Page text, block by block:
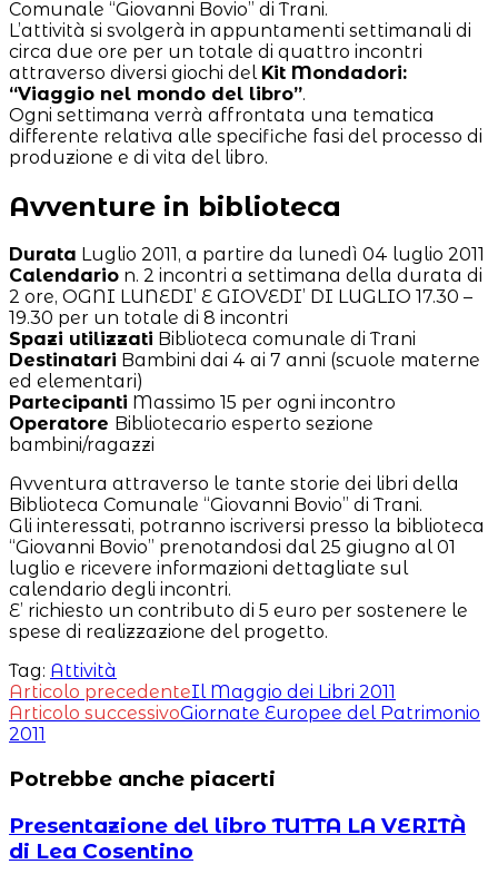
Comunale “Giovanni Bovio” di Trani.
L’attività si svolgerà in appuntamenti settimanali di
circa due ore per un totale di quattro incontri
attraverso diversi giochi del Kit Mondadori:
“Viaggio nel mondo del libro”.
Ogni settimana verrà affrontata una tematica
differente relativa alle specifiche fasi del processo di
produzione e di vita del libro.
Avventure in biblioteca
Durata Luglio 2011, a partire da lunedì 04 luglio 2011
Calendario n. 2 incontri a settimana della durata di
2 ore, OGNI LUNEDI’ E GIOVEDI’ DI LUGLIO 17.30 –
19.30 per un totale di 8 incontri
Spazi utilizzati Biblioteca comunale di Trani
Destinatari Bambini dai 4 ai 7 anni (scuole materne
ed elementari)
Partecipanti Massimo 15 per ogni incontro
Operatore Bibliotecario esperto sezione
bambini/ragazzi
Avventura attraverso le tante storie dei libri della
Biblioteca Comunale “Giovanni Bovio” di Trani.
Gli interessati, potranno iscriversi presso la biblioteca
“Giovanni Bovio” prenotandosi dal 25 giugno al 01
luglio e ricevere informazioni dettagliate sul
calendario degli incontri.
E’ richiesto un contributo di 5 euro per sostenere le
spese di realizzazione del progetto.
Tag: Attività
Leggi
altri
Articolo precedenteIl Maggio dei Libri 2011
Articolo successivoGiornate Europee del Patrimonio
2011
Potrebbe anche piacerti
Presentazione del libro TUTTA LA VERITÀ
di Lea Cosentino